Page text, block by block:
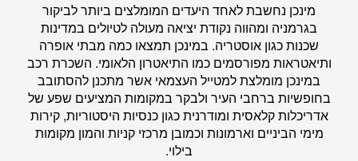
מינכן נחשבת לאחד היעדים המומלצים ביותר לביקור
בגרמניה ומהווה נקודת יציאה מעולה לטיולים במדינות
שכנות כגון אוסטריה. במינכן תמצאו כמה מבתי אופרה
ותיאטראות מפורסמים כמו התיאטרון הלאומי. השכרת רכב
במינכן מומלצת למטייל העצמאי אשר מתכנן להסתובב
בחופשיות ברחבי העיר ולבקר במקומות המציעים שפע של
אדריכלות קלאסית ומודרנית כגון כנסיות היסטוריות, קירות
מימי הביניים וארמונות וכמובן מרכזי קניות והמון מקומות
בילוי.